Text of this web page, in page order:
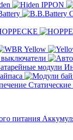
IPPON
Yellow
питания